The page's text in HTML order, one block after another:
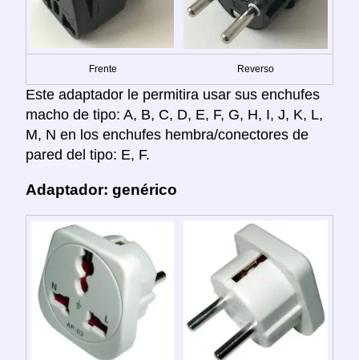
Frente Reverso
Este adaptador le permitira usar sus enchufes
macho de tipo: A, B, C, D, E, F, G, H, I, J, K, L,
M, N en los enchufes hembra/conectores de
pared del tipo: E, F.
Adaptador: genérico